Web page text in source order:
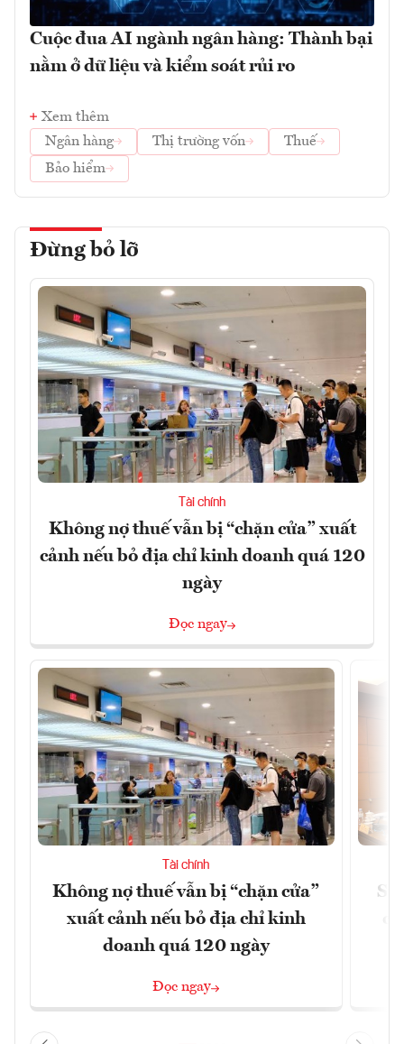
Cuộc đua AI ngành ngân hàng: Thành bại
nằm ở dữ liệu và kiểm soát rủi ro
Xem thêm
Ngân hàng
Thị trường vốn
Thuế
Bảo hiểm
Đừng bỏ lỡ
Tài chính
Không nợ thuế vẫn bị “chặn cửa” xuất
cảnh nếu bỏ địa chỉ kinh doanh quá 120
ngày
Đọc ngay
Tài chính
Không nợ thuế vẫn bị “chặn cửa”
xuất cảnh nếu bỏ địa chỉ kinh
doanh quá 120 ngày
Đọc ngay